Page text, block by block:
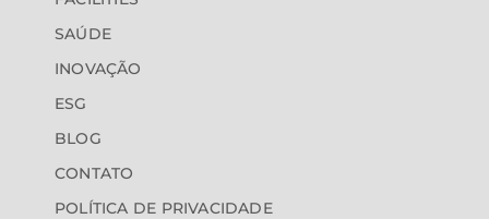
SAÚDE
INOVAÇÃO
ESG
BLOG
CONTATO
POLÍTICA DE PRIVACIDADE